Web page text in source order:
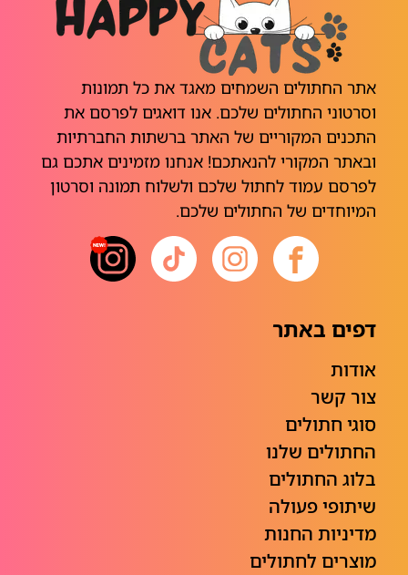
אתר החתולים השמחים מאגד את כל תמונות
וסרטוני החתולים שלכם. אנו דואגים לפרסם את
התכנים המקוריים של האתר ברשתות החברתיות
ובאתר המקורי להנאתכם! אנחנו מזמינים אתכם גם
לפרסם עמוד לחתול שלכם ולשלוח תמונה וסרטון
המיוחדים של החתולים שלכם.
דפים באתר
אודות
צור קשר
סוגי חתולים
החתולים שלנו
בלוג החתולים
שיתופי פעולה
מדיניות החנות
מוצרים לחתולים